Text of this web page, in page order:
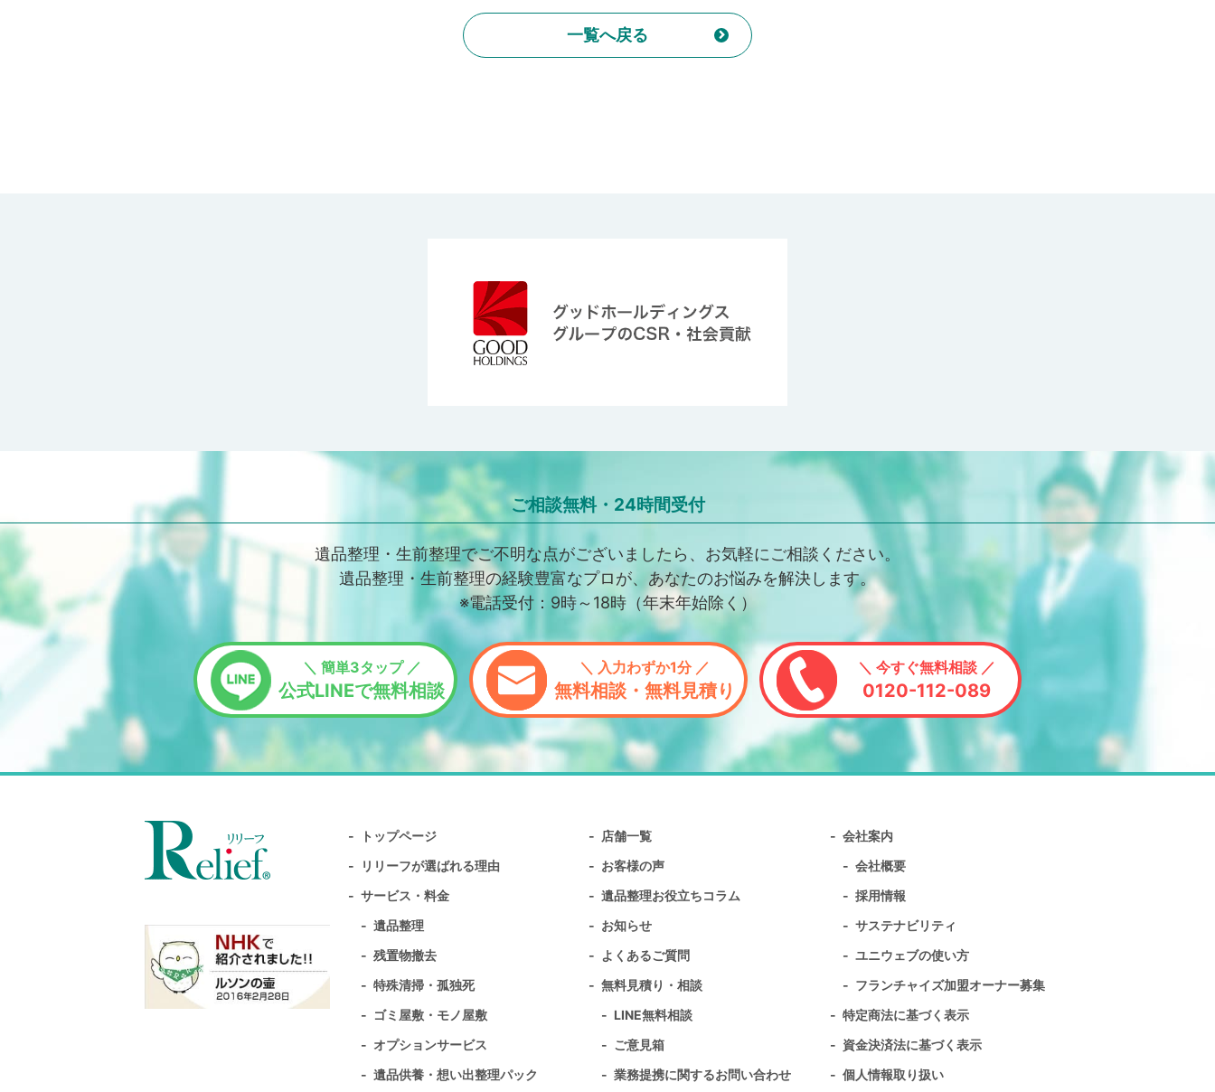
一覧へ戻る
ご相談無料・24時間受付
遺品整理・生前整理でご不明な点がございましたら、お気軽にご相談ください。
遺品整理・生前整理の経験豊富なプロが、あなたのお悩みを解決します。
※電話受付：9時～18時（年末年始除く）
＼ 簡単3タップ ／
公式LINEで無料相談
＼ 入力わずか1分 ／
無料相談・無料見積り
＼ 今すぐ無料相談 ／
0120-112-089
トップページ
リリーフが選ばれる理由
サービス・料金
遺品整理
残置物撤去
特殊清掃・孤独死
ゴミ屋敷・モノ屋敷
オプションサービス
遺品供養・想い出整理パック
店舗一覧
お客様の声
遺品整理お役立ちコラム
お知らせ
よくあるご質問
無料⾒積り・相談
LINE無料相談
ご意見箱
業務提携に関するお問い合わせ
会社案内
会社概要
採用情報
サステナビリティ
ユニウェブの使い方
フランチャイズ加盟オーナー募集
特定商法に基づく表示
資金決済法に基づく表示
個人情報取り扱い